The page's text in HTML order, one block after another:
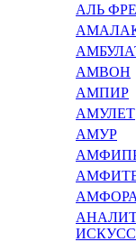
АЛЬ
АМВОН
АМПИР
АМУЛЕТ
АМУР
АМФОРА